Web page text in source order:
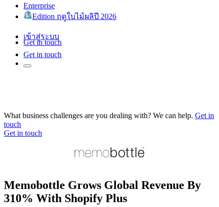
Enterprise
Edition ฤดูใบไม้ผลิปี 2026
เข้าสู่ระบบ
Get in touch
Get in touch
What business challenges are you dealing with? We can help. Get in
touch
Get in touch
Memobottle Grows Global Revenue By
310% With Shopify Plus